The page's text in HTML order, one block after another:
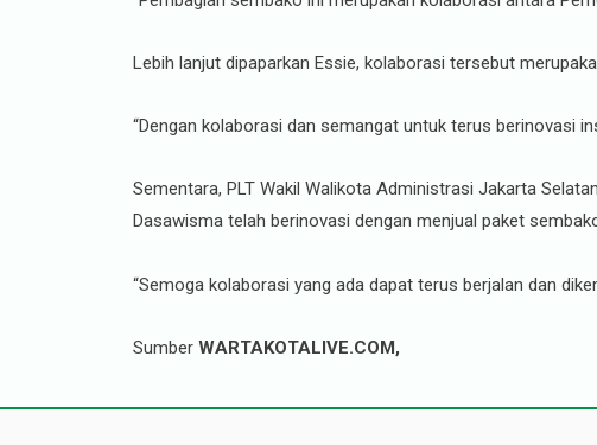
Lebih lanjut dipaparkan Essie, kolaborasi tersebut
“Dengan kolaborasi dan semangat untuk terus berinovasi
Sementara, PLT Wakil Walikota Administrasi Jakarta
Dasawisma telah berinovasi dengan menjual paket
“Semoga kolaborasi yang ada dapat terus berjalan dan
Sumber WARTAKOTALIVE.COM,